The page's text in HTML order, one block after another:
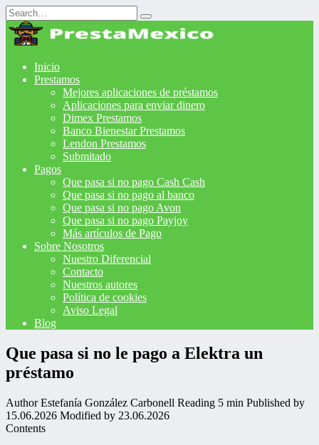
Search
for:
Inicio
Prestamos
Mejores aplicaciones de préstamos
Aplicaciones para enviar dinero
Dimex Prestamos
Banco Bienestar Prestamos
Lendon Prestamos
Submitado
Pagos
Que pasa si no pago Cash Cash
Que pasa si no pago al banco
Que pasa si no pago Avon
Que pasa si no pago Payjoy
Más artículos de Pago
Sobre Nosotros
Nuestro Diferencial
Contacto
Nuestros autores
Política de cookies
Aviso Legal
Blog
Que pasa si no le pago a Elektra un
préstamo
Author Estefanía González Carbonell Reading 5 min Published by
15.06.2026 Modified by 23.06.2026
Contents